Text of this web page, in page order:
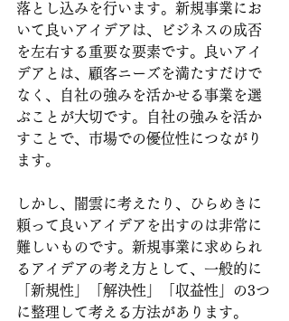
落とし込みを行います。新規事業にお
いて良いアイデアは、ビジネスの成否
を左右する重要な要素です。良いアイ
デアとは、顧客ニーズを満たすだけで
なく、自社の強みを活かせる事業を選
ぶことが大切です。自社の強みを活か
すことで、市場での優位性につながり
ます。
しかし、闇雲に考えたり、ひらめきに
頼って良いアイデアを出すのは非常に
難しいものです。新規事業に求められ
るアイデアの考え方として、一般的に
「新規性」「解決性」「収益性」の3つ
に整理して考える方法があります。